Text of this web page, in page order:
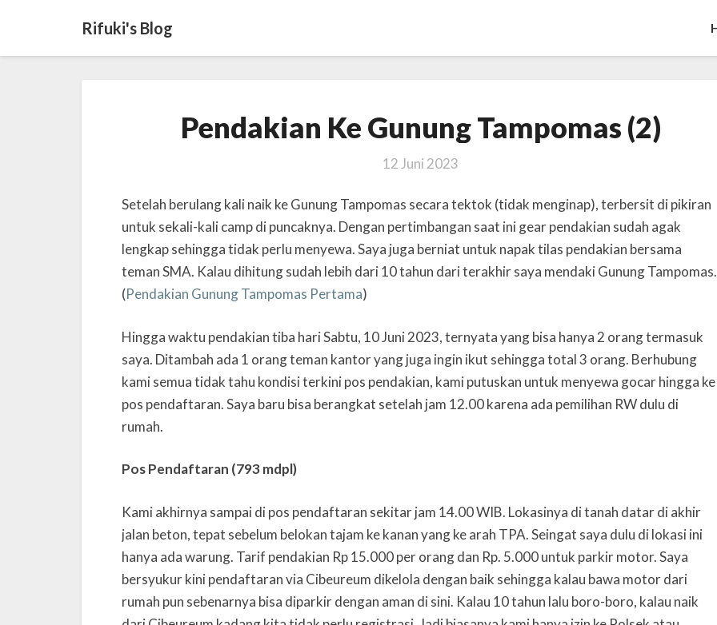
Rifuki's Blog
Ke
Gunung
Tampomas
Pendakian Ke Gunung Tampomas (2)
12 Juni 2023
Setelah berulang kali naik ke Gunung Tampomas secara tektok (tidak menginap), terbersit di pikiran
untuk sekali-kali camp di puncaknya. Dengan pertimbangan saat ini gear pendakian sudah agak
lengkap sehingga tidak perlu menyewa. Saya juga berniat untuk napak tilas pendakian bersama
teman SMA. Kalau dihitung sudah lebih dari 10 tahun dari terakhir saya mendaki Gunung Tampomas.
(Pendakian Gunung Tampomas Pertama)
Hingga waktu pendakian tiba hari Sabtu, 10 Juni 2023, ternyata yang bisa hanya 2 orang termasuk
saya. Ditambah ada 1 orang teman kantor yang juga ingin ikut sehingga total 3 orang. Berhubung
kami semua tidak tahu kondisi terkini pos pendakian, kami putuskan untuk menyewa gocar hingga ke
pos pendaftaran. Saya baru bisa berangkat setelah jam 12.00 karena ada pemilihan RW dulu di
rumah.
Pos Pendaftaran (793 mdpl)
Kami akhirnya sampai di pos pendaftaran sekitar jam 14.00 WIB. Lokasinya di tanah datar di akhir
jalan beton, tepat sebelum belokan tajam ke kanan yang ke arah TPA. Seingat saya dulu di lokasi ini
hanya ada warung. Tarif pendakian Rp 15.000 per orang dan Rp. 5.000 untuk parkir motor. Saya
bersyukur kini pendaftaran via Cibeureum dikelola dengan baik sehingga kalau bawa motor dari
rumah pun sebenarnya bisa diparkir dengan aman di sini. Kalau 10 tahun lalu boro-boro, kalau naik